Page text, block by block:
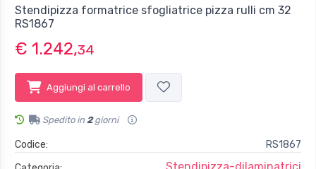
Stendipizza formatrice sfogliatrice pizza rulli cm 32
RS1867
€ 1.242,34
Aggiungi al carrello
Spedito in 2giorni
Codice:
RS1867